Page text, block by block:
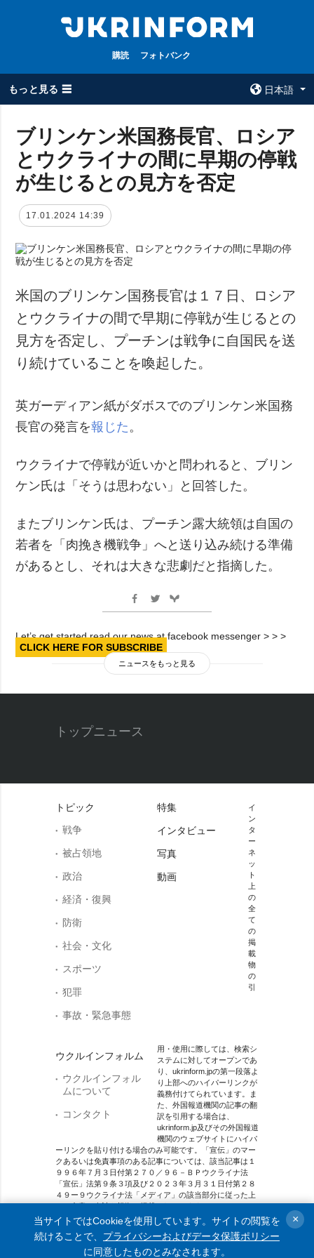
購読 フォトバンク
もっと見る ☰
日本語
全てのトピック
戦争
政治
経済・復興
防衛
社会・文化
スポーツ
犯罪
事故・緊急事態
ウクルインフォ
ルム
ウクルインフォル
特集
インタビュー
動画
購読
ブリンケン米国務長官、ロシア
とウクライナの間に早期の停戦
が生じるとの見方を否定
17.01.2024 14:39
米国のブリンケン国務長官は１７日、ロシア
とウクライナの間で早期に停戦が生じるとの
見方を否定し、プーチンは戦争に自国民を送
り続けていることを喚起した。
英ガーディアン紙がダボスでのブリンケン米国務
長官の発言を報じた 。
ウクライナで停戦が近いかと問われると、ブリン
ケン氏は「そうは思わない」と回答した。
またブリンケン氏は、プーチン露大統領は自国の
若者を「肉挽き機戦争」へと送り込み続ける準備
があるとし、それは大きな悲劇だと指摘した。
Let’s get started read our news at facebook messenger > > >
CLICK HERE FOR SUBSCRIBE
ニュースをもっと見る
トップニュース
トピック
戦争
被占領地
政治
経済・復興
防衛
社会・文化
スポーツ
犯罪
事故・緊急事態
ウクルインフォルム
ウクルインフォル
ムについて
コンタクト
特集
インタビュー
写真
動画
イ
ン
タ
ー
ネ
ッ
ト
上
の
全
て
の
掲
載
物
の
引
用・使用に際しては、検索シ
ステムに対してオープンであ
り、ukrinform.jpの第一段落よ
り上部へのハイパーリンクが
義務付けてられています。ま
た、外国報道機関の記事の翻
訳を引用する場合は、
ukrinform.jp及びその外国報道
機関のウェブサイトにハイパ
ーリンクを貼り付ける場合のみ可能です。「宣伝」のマー
クあるいは免責事項のある記事については、該当記事は１
９９６年７月３日付第２７０／９６－ＢＰウクライナ法
「宣伝」法第９条３項及び２０２３年３月３１日付第２８
４９ー９ウクライナ法「メディア」の該当部分に従った上
で、合意／会計を根拠に掲載されています。
オンラインメディア主体 メディア識別番号：R40-01421.
© 2015-2026 Ukrinform. All rights reserved.
当サイトではCookieを使用しています。サイトの閲覧を
続けることで、 プライバシーおよびデータ保護ポリシー
に同意したものとみなされます。
×